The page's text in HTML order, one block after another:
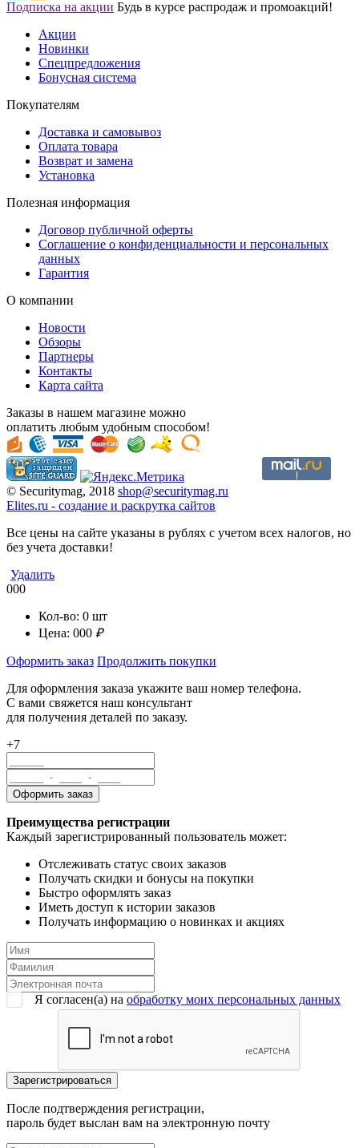
Подписка на акции Будь в курсе распродаж и промоакций!
Акции
Новинки
Спецпредложения
Бонусная система
Покупателям
Доставка и самовывоз
Оплата товара
Возврат и замена
Установка
Полезная информация
Договор публичной оферты
Соглашение о конфиденциальности и персональных
данных
Гарантия
О компании
Новости
Обзоры
Партнеры
Контакты
Карта сайта
Заказы в нашем магазине можно
оплатить любым удобным способом!
© Securitymag, 2018 shop@securitymag.ru
Elites.ru - cоздание и раскрутка сайтов
Все цены на сайте указаны в рублях с учетом всех налогов, но
без учета доставки!
Удалить
000
Кол-во: 0 шт
Цена: 000 ₽
Оформить заказ Продолжить покупки
Для оформления заказа укажите ваш номер телефона.
С вами свяжется наш консультант
для получения деталей по заказу.
+7
Преимущества регистрации
Каждый зарегистрированный пользователь может:
Отслеживать статус своих заказов
Получать скидки и бонусы на покупки
Быстро оформлять заказ
Иметь доступ к истории заказов
Получать информацию о новинках и акциях
Я согласен(a) на обработку моих персональных данных
После подтверждения регистрации,
пароль будет выслан вам на электронную почту